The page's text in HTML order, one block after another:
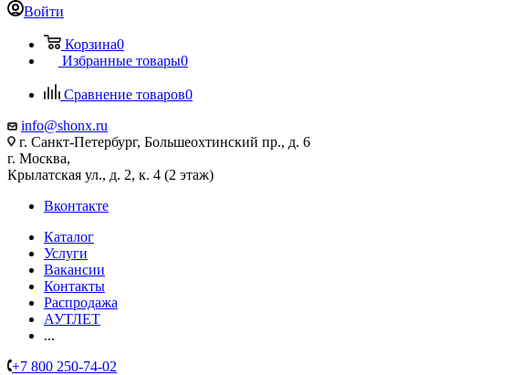
Войти
Корзина0
Избранные товары0
Сравнение товаров0
info@shonx.ru
г. Санкт-Петербург, Большеохтинский пр., д. 6
г. Москва,
Крылатская ул., д. 2, к. 4 (2 этаж)
Вконтакте
Каталог
Услуги
Вакансии
Контакты
Распродажа
АУТЛЕТ
...
+7 800 250-74-02